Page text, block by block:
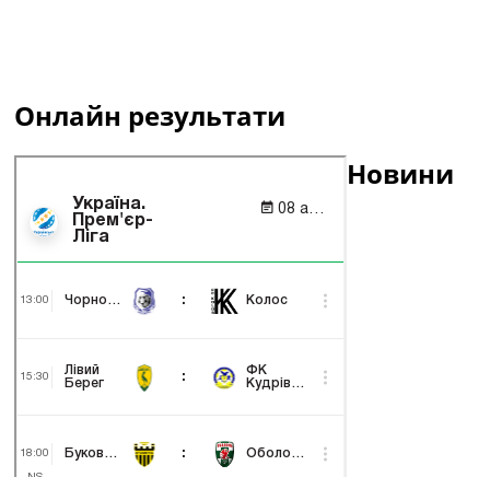
Онлайн результати
Новини